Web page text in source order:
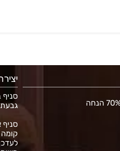
סניף
גבעת
סניף אבן